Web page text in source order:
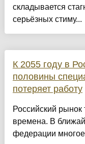
складывается
серьёзных стиму...
К 2055 году в
половины
потеряет работу
Российский
времена. В
федерации